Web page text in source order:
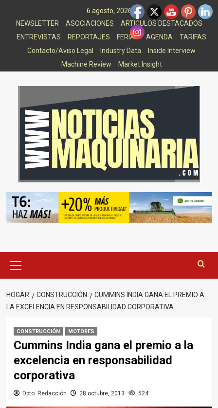
6 agosto, 2026
NEWSLETTER
ASOCIACIONES
ARTICULOS DESTACADOS
ENTREVISTAS
REPORTAJES FERIAS AGENDA
TARIFAS
Contacto/Aviso Legal
Industry Data
Inside Interview
Machine Review
Market Insight
principal
HOGAR CONSTRUCCIÓN
CUMMINS INDIA GANA EL PREMIO A
LA EXCELENCIA EN RESPONSABILIDAD CORPORATIVA
CONSTRUCCIÓN MOTORES
Cummins India gana el premio a la
excelencia en responsabilidad
corporativa
Dpto. Redacción 28 octubre, 2013 524